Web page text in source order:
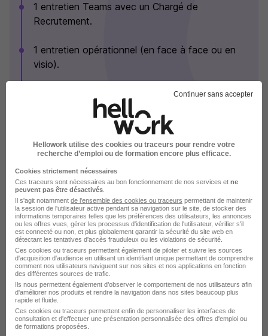
1 entretien Teams avec un Chargé de
Recrutement.
1 entretien opérationnel (en face à face ou en
visio).
Vous êtes retenu, vous avez envie de nous
rejoindre, c'est le moment de la proposition !
Bureau Veritas en images
Continuer sans accepter
Hellowork utilise des cookies ou traceurs pour rendre votre
recherche d’emploi ou de formation encore plus efficace.
Cookies strictement nécessaires
Ces traceurs sont nécessaires au bon fonctionnement de nos services et ne
peuvent pas être désactivés
Il s'agit notamment de l'ensemble des cookies ou traceurs permettant de maintenir
la session de l'utilisateur active pendant sa navigation sur le site, de stocker des
informations temporaires telles que les préférences des utilisateurs, les annonces
ou les offres vues, gérer les processus d'identification de l'utilisateur, vérifier s'il
est connecté ou non, et plus globalement garantir la sécurité du site web en
détectant les tentatives d'accès frauduleux ou les violations de sécurité.
Ces cookies ou traceurs permettent également de piloter et suivre les sources
d'acquisition d'audience en utilisant un identifiant unique permettant de comprendre
comment nos utilisateurs naviguent sur nos sites et nos applications en fonction
des différentes sources de trafic.
Ils nous permettent également d’observer le comportement de nos utilisateurs afin
d'améliorer nos produits et rendre la navigation dans nos sites beaucoup plus
rapide et fluide.
Ces cookies ou traceurs permettent enfin de personnaliser les interfaces de
consultation et d'effectuer une présentation personnalisée des offres d'emploi ou
de formations proposées.